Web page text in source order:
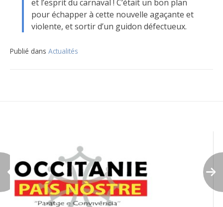
et l’esprit du carnaval ! C’était un bon plan
pour échapper à cette nouvelle agaçante et
violente, et sortir d’un guidon défectueux.
Publié dans Actualités